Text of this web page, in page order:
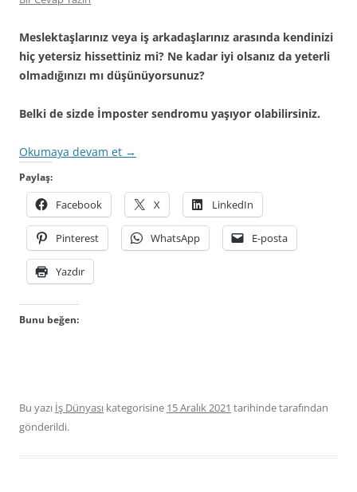
Meslektaşlarınız veya iş arkadaşlarınız arasında kendinizi
hiç yetersiz hissettiniz mi? Ne kadar iyi olsanız da yeterli
olmadığınızı mı düşünüyorsunuz?
Belki de sizde İmposter sendromu yaşıyor olabilirsiniz.
Okumaya devam et →
Paylaş:
Facebook X LinkedIn
Pinterest WhatsApp E-posta
Yazdır
Bunu beğen:
Bu yazı İş Dünyası kategorisine 15 Aralık 2021 tarihindetarafından
gönderildi.